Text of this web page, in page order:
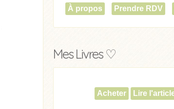
À propos Prendre RDV
Mes Livres ♡